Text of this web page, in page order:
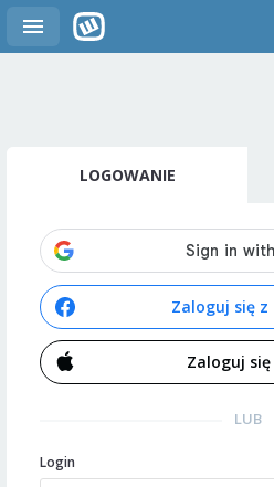
LOGOWANIE
Zaloguj się z
Zaloguj
LUB
Login